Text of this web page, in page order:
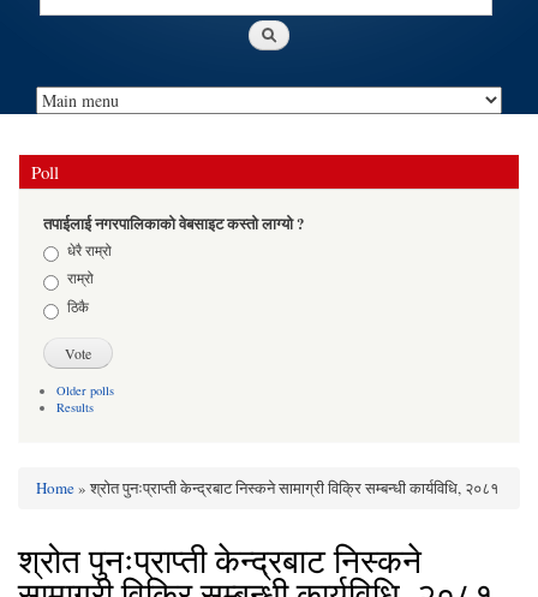
Poll
तपाईलाई नगरपालिकाको वेबसाइट कस्तो लाग्यो ?
Choicesधेरै राम्रो
राम्रो
ठिकै
Older polls
Results
You are here
Home» श्रोत पुनःप्राप्ती केन्द्रबाट निस्कने सामाग्री विक्रि सम्बन्धी कार्यविधि, २०८१
श्रोत पुनःप्राप्ती केन्द्रबाट निस्कने